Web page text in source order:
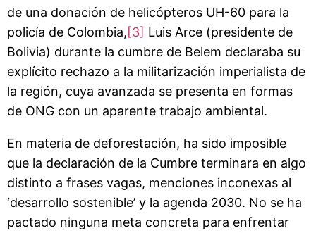
de una donación de helicópteros UH-60 para la
policía de Colombia,[3] Luis Arce (presidente de
Bolivia) durante la cumbre de Belem declaraba su
explícito rechazo a la militarización imperialista de
la región, cuya avanzada se presenta en formas
de ONG con un aparente trabajo ambiental.
En materia de deforestación, ha sido imposible
que la declaración de la Cumbre terminara en algo
distinto a frases vagas, menciones inconexas al
‘desarrollo sostenible’ y la agenda 2030. No se ha
pactado ninguna meta concreta para enfrentar